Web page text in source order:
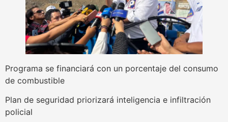
Programa se financiará con un porcentaje del consumo
de combustible
Plan de seguridad priorizará inteligencia e infiltración
policial